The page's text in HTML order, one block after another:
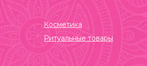
Косметика
Ритуальные товары